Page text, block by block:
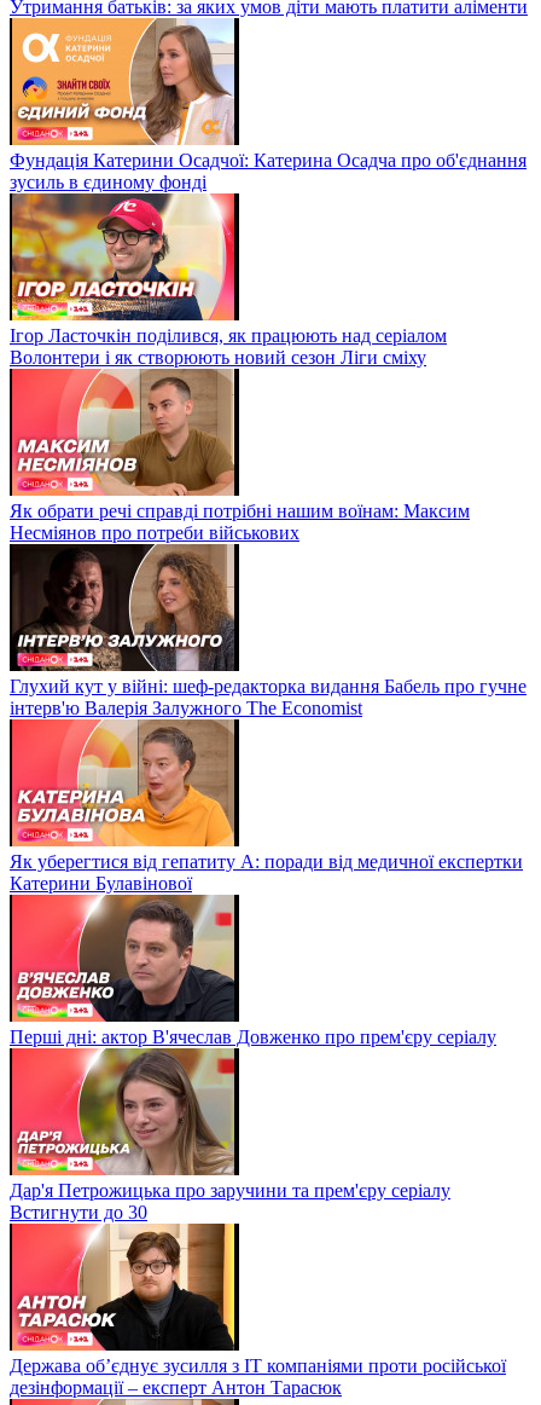
Утримання батьків: за яких умов діти мають платити аліменти
Фундація Катерини Осадчої: Катерина Осадча про об'єднання
зусиль в єдиному фонді
Ігор Ласточкін поділився, як працюють над серіалом
Волонтери і як створюють новий сезон Ліги сміху
Як обрати речі справді потрібні нашим воїнам: Максим
Несміянов про потреби військових
Глухий кут у війні: шеф-редакторка видання Бабель про гучне
інтерв'ю Валерія Залужного The Economist
Як уберегтися від гепатиту А: поради від медичної експертки
Катерини Булавінової
Перші дні: актор В'ячеслав Довженко про прем'єру серіалу
Дар'я Петрожицька про заручини та прем'єру серіалу
Встигнути до 30
Держава об’єднує зусилля з ІТ компаніями проти російської
дезінформації – експерт Антон Тарасюк